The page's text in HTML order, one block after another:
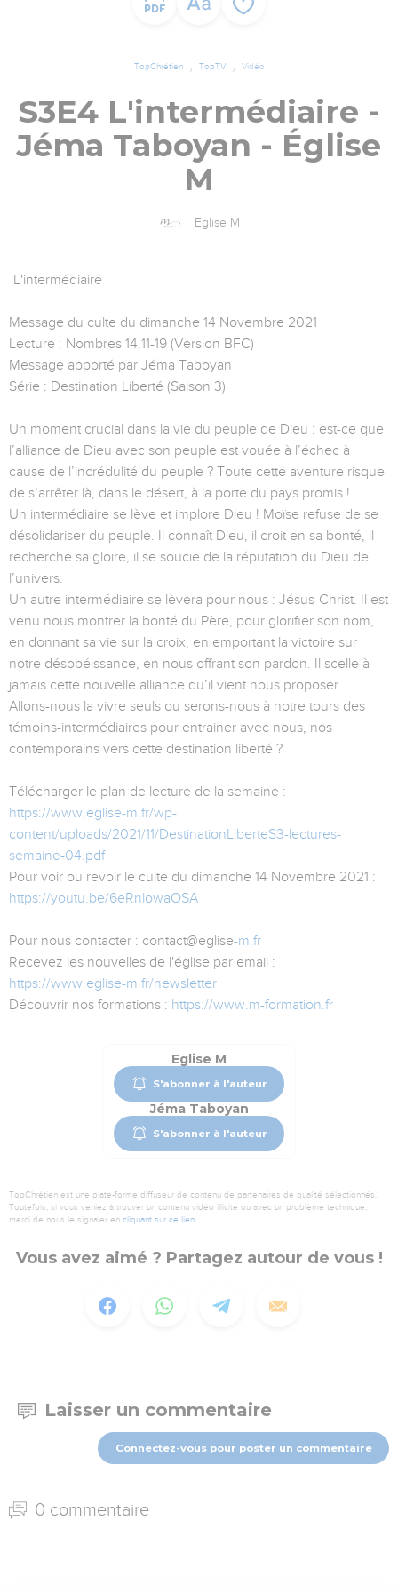
TopChrétien TopTV Vidéo
S3E4 L'intermédiaire -
Jéma Taboyan - Église
M
Eglise M
L'intermédiaire
Message du culte du dimanche 14 Novembre 2021
Lecture : Nombres 14.11-19 (Version BFC)
Message apporté par Jéma Taboyan
Série : Destination Liberté (Saison 3)
Un moment crucial dans la vie du peuple de Dieu : est-ce que
l’alliance de Dieu avec son peuple est vouée à l’échec à
cause de l’incrédulité du peuple ? Toute cette aventure risque
de s’arrêter là, dans le désert, à la porte du pays promis !
Un intermédiaire se lève et implore Dieu ! Moïse refuse de se
désolidariser du peuple. Il connaît Dieu, il croit en sa bonté, il
recherche sa gloire, il se soucie de la réputation du Dieu de
l’univers.
Un autre intermédiaire se lèvera pour nous : Jésus-Christ. Il est
venu nous montrer la bonté du Père, pour glorifier son nom,
en donnant sa vie sur la croix, en emportant la victoire sur
notre désobéissance, en nous offrant son pardon. Il scelle à
jamais cette nouvelle alliance qu’il vient nous proposer.
Allons-nous la vivre seuls ou serons-nous à notre tours des
témoins-intermédiaires pour entrainer avec nous, nos
contemporains vers cette destination liberté ?
Télécharger le plan de lecture de la semaine :
https://www.eglise-m.fr/wp-
content/uploads/2021/11/DestinationLiberteS3-lectures-
semaine-04.pdf
Pour voir ou revoir le culte du dimanche 14 Novembre 2021 :
https://youtu.be/6eRnlowaOSA
Pour nous contacter : contact@eglise-m.fr
Recevez les nouvelles de l'église par email :
https://www.eglise-m.fr/newsletter
Découvrir nos formations : https://www.m-formation.fr
Eglise M
S'abonner à l'auteur
Jéma Taboyan
S'abonner à l'auteur
TopChrétien est une plate-forme diffuseur de contenu de partenaires de qualité sélectionnés.
Toutefois, si vous veniez à trouver un contenu vidéo illicite ou avec un problème technique,
merci de nous le signaler en cliquant sur ce lien.
Vous avez aimé ? Partagez autour de vous !
Laisser un commentaire
Connectez-vous pour poster un commentaire
0 commentaire